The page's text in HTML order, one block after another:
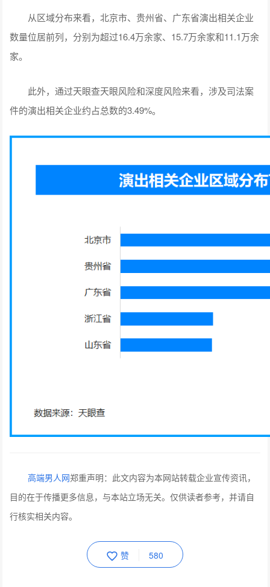
从区域分布来看，北京市、贵州省、广东省演出相关企业
数量位居前列，分别为超过16.4万余家、15.7万余家和11.1万余
家。
此外，通过天眼查天眼风险和深度风险来看，涉及司法案
件的演出相关企业约占总数的3.49%。
高端男人网郑重声明：此文内容为本网站转载企业宣传资讯，
目的在于传播更多信息，与本站立场无关。仅供读者参考，并请自
行核实相关内容。
赞 580